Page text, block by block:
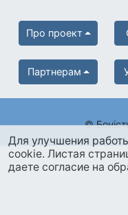
Про проект
Партнерам
©
Для улучшения
cookie. Листая
даете согласие на